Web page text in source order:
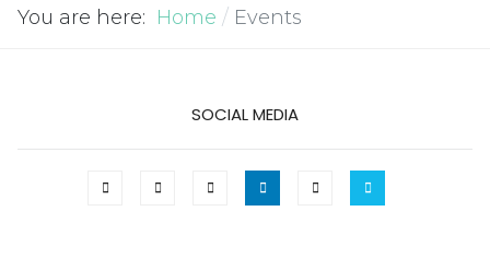
You are here: Home Events
SOCIAL MEDIA